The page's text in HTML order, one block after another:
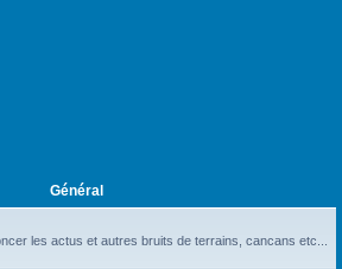
Général
les actus et autres bruits de terrains, cancans etc...